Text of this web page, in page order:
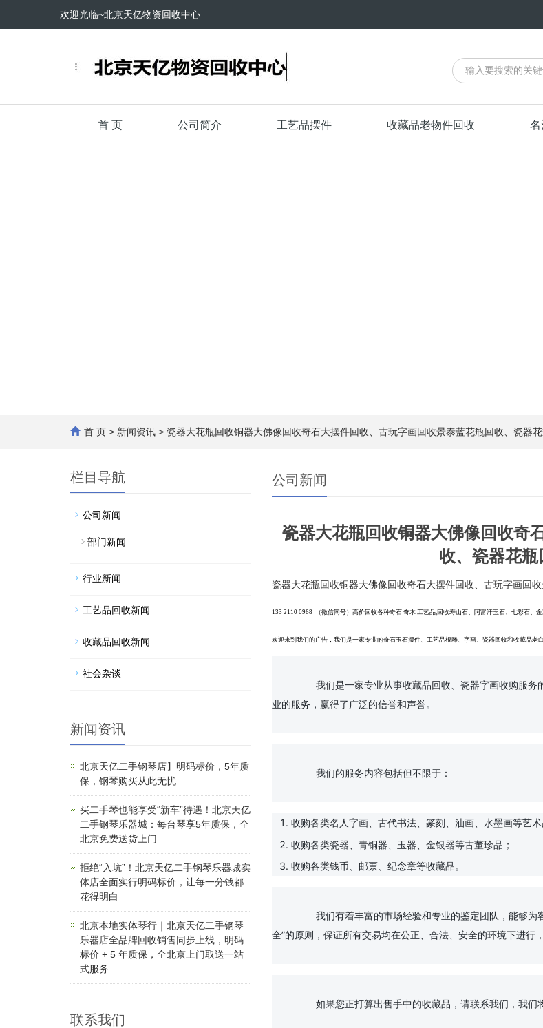
欢迎光临~北京天亿物资回收中心
首 页 公司简介 工艺品摆件 收藏品老物件回收 名
首 页 > 新闻资讯 > 瓷器大花瓶回收铜器大佛像回收奇石大摆件回收、古玩字画回收景泰蓝花瓶回收、瓷器
公司新闻
瓷器大花瓶回收铜器大佛像回收奇
收、瓷器花
瓷器大花瓶回收铜器大佛像回收奇石大摆件回收、古玩字画回
133 2110 0968 （微信同号） 高价回收各种奇石 奇木 工艺品,回收寿山石、阿富汗玉石、七彩石、
欢迎来到我们的广告，我们是一家专业的奇石玉石摆件、工艺品根雕、字画、瓷器回收和收藏品
业的服务，赢得了广泛的信誉和声誉。
收购各类名人字画、古代书法、篆刻、油画、水墨画等艺术
收购各类瓷器、青铜器、玉器、金银器等古董珍品；
收购各类钱币、邮票、纪念章等收藏品。
全”的原则，保证所有交易均在公正、合法、安全的环境下进行
栏目导航
公司新闻
部门新闻
行业新闻
工艺品回收新闻
收藏品回收新闻
社会杂谈
新闻资讯
北京天亿二手钢琴店】明码标价，5年质
保，钢琴购买从此无忧
买二手琴也能享受“新车”待遇！北京天亿
二手钢琴乐器城：每台琴享5年质保，全
北京免费送货上门
拒绝“入坑”！北京天亿二手钢琴乐器城实
体店全面实行明码标价，让每一分钱都
花得明白
北京本地实体琴行｜北京天亿二手钢琴
乐器店全品牌回收销售同步上线，明码
标价 + 5 年质保，全北京上门取送一站
式服务
联系我们